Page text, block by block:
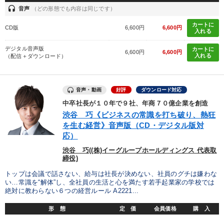
headset 音声 （どの形態でも内容は同じです）
CD版 6,600円 6,600円
カートに
入れる
デジタル音声版
（配信＋ダウンロード）
6,600円 6,600円
カートに
入れる
音声・動画 好評 ダウンロード対応
中卒社長が１０年で９社、年商７０億企業を創造
渋谷 巧《ビジネスの常識を打ち破り、熱狂
を生む経営》音声版（CD・デジタル版対
応）
渋谷 巧((株)イーグループホールディングス 代表取
締役)
トップは会議で話さない、給与は社長が決めない、社員のグチは嫌わな
い…常識を“解体”し、全社員の生活と心を満たす若手起業家の学校では
絶対に教わらない６つの経営ルール A2221...
形 態 定 価 会員価格 購 入